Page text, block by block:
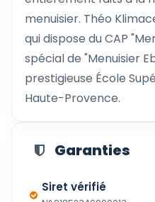
menuisier. Théo
qui dispose du CAP
spécial de "Menuisier
prestigieuse École
Haute-Provence.
Garanties
Siret vérifié